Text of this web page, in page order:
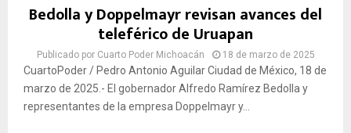
Bedolla y Doppelmayr revisan avances del
teleférico de Uruapan
Publicado por Cuarto Poder Michoacán 18 de marzo de 2025
CuartoPoder / Pedro Antonio Aguilar Ciudad de México, 18 de
marzo de 2025.- El gobernador Alfredo Ramírez Bedolla y
representantes de la empresa Doppelmayr y...